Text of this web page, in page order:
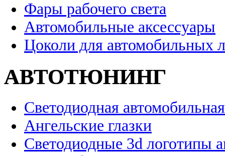
Фары рабочего света
Автомобильные аксессуары
Цоколи для автомобильных
АВТОТЮНИНГ
Светодиодная
Ангельские глазки
Светодиодные 3d логотипы